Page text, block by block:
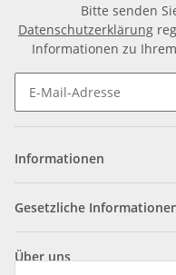
Bitte senden
Datenschutzerklärung
Informationen zu
Informationen
Gesetzliche
Über uns